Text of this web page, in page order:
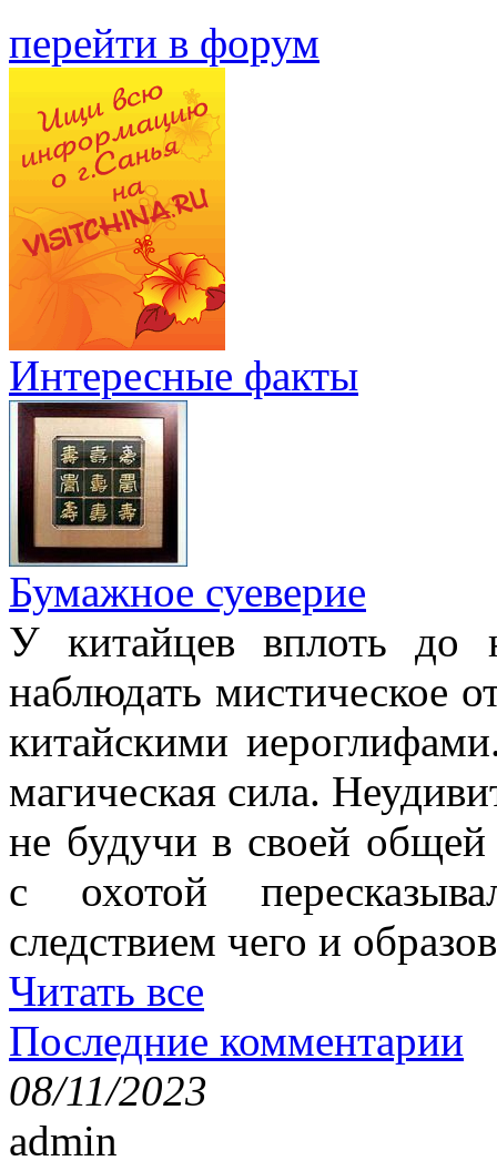
перейти в форум
Интересные факты
Бумажное суеверие
У китайцев вплоть до
наблюдать мистическое
китайскими
магическая сила.
не будучи в своей
с охотой
следствием чего и
Читать все
Последние комментарии
08/11/2023
admin